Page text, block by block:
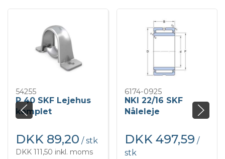
54255
P 40 SKF Lejehus
komplet
DKK 89,20 / stk
DKK 111,50 inkl. moms
6174-0925
NKI 22/16 SKF
Nåleleje
DKK 497,59 /
stk